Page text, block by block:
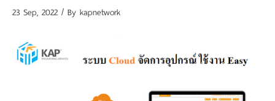
หน้า
หลัก
23 Sep, 2022 / By kapnetwork